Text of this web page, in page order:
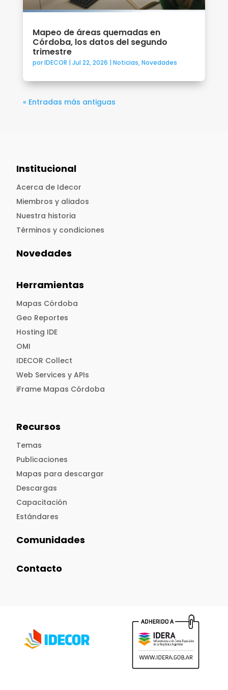
Mapeo de áreas quemadas en
Córdoba, los datos del segundo
trimestre
porIDECOR | Jul 22, 2026 | Noticias,Novedades
« Entradas más antiguas
Institucional
Acerca de Idecor
Miembros y aliados
Nuestra historia
Términos y condiciones
Novedades
Herramientas
Mapas Córdoba
Geo Reportes
Hosting IDE
OMI
IDECOR Collect
Web Services y APIs
iFrame Mapas Córdoba
Recursos
Temas
Publicaciones
Mapas para descargar
Descargas
Capacitación
Estándares
Comunidades
Contacto